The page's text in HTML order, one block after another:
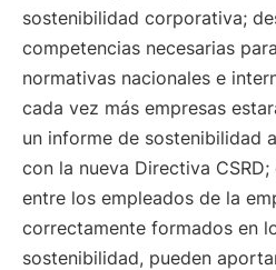
sostenibilidad corporativa;
competencias necesarias
normativas nacionales e
cada vez más empresas
un informe de sostenibilidad
con la nueva Directiva
entre los empleados de la
correctamente formados en
sostenibilidad, pueden